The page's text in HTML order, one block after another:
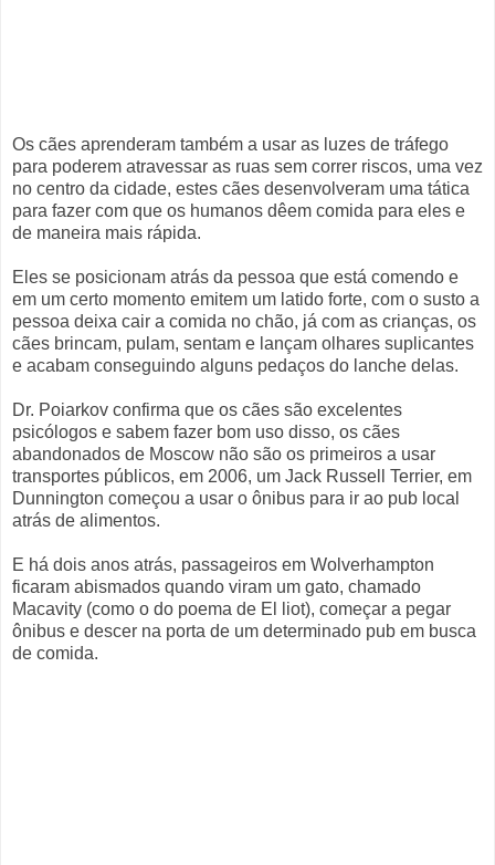
Os cães aprenderam também a usar as luzes de tráfego
para poderem atravessar as ruas sem correr riscos, uma vez
no centro da cidade, estes cães desenvolveram uma tática
para fazer com que os humanos dêem comida para eles e
de maneira mais rápida.
Eles se posicionam atrás da pessoa que está comendo e
em um certo momento emitem um latido forte, com o susto a
pessoa deixa cair a comida no chão, já com as crianças, os
cães brincam, pulam, sentam e lançam olhares suplicantes
e acabam conseguindo alguns pedaços do lanche delas.
Dr. Poiarkov confirma que os cães são excelentes
psicólogos e sabem fazer bom uso disso, os cães
abandonados de Moscow não são os primeiros a usar
transportes públicos, em 2006, um Jack Russell Terrier, em
Dunnington começou a usar o ônibus para ir ao pub local
atrás de alimentos.
E há dois anos atrás, passageiros em Wolverhampton
ficaram abismados quando viram um gato, chamado
Macavity (como o do poema de El liot), começar a pegar
ônibus e descer na porta de um determinado pub em busca
de comida.